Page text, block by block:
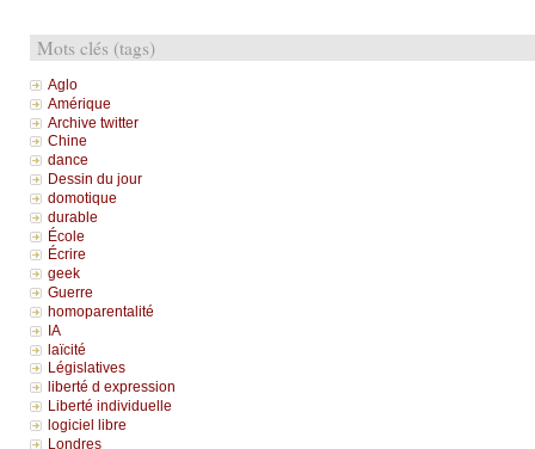
Mots clés (tags)
Aglo
Amérique
Archive twitter
Chine
dance
Dessin du jour
domotique
durable
École
Écrire
geek
Guerre
homoparentalité
IA
laïcité
Législatives
liberté d expression
Liberté individuelle
logiciel libre
Londres